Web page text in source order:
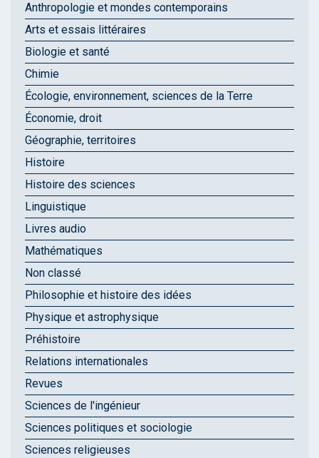
Anthropologie et mondes contemporains
Arts et essais littéraires
Biologie et santé
Chimie
Écologie, environnement, sciences de la Terre
Économie, droit
Géographie, territoires
Histoire
Histoire des sciences
Linguistique
Livres audio
Mathématiques
Non classé
Philosophie et histoire des idées
Physique et astrophysique
Préhistoire
Relations internationales
Revues
Sciences de l'ingénieur
Sciences politiques et sociologie
Sciences religieuses